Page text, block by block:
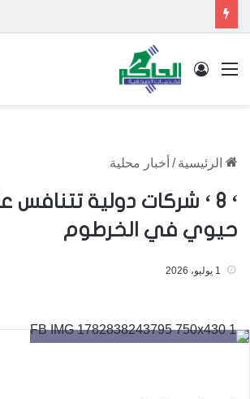
القائمة تسجيل الدخول
الرئيسية / أخبار محلية
‘ 8 ‘ شركات دولية
حيوي في الخرطوم
1 يوليو، 2026